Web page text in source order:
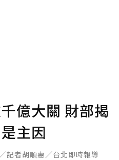
億大關 財部揭
主因
記者胡順惠／台北即時報導